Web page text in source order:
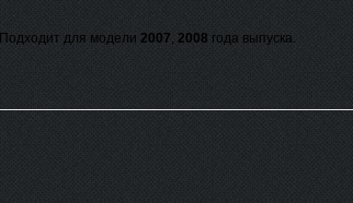
Подходит для модели 2007, 2008 года выпуска.